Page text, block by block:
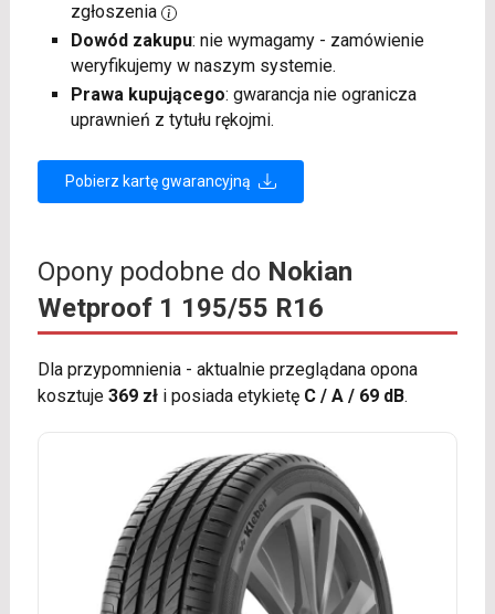
zgłoszenia
Dowód zakupu: nie wymagamy - zamówienie
weryfikujemy w naszym systemie.
Prawa kupującego: gwarancja nie ogranicza
uprawnień z tytułu rękojmi.
Pobierz kartę gwarancyjną
Opony podobne do Nokian
Wetproof 1 195/55 R16
Dla przypomnienia - aktualnie przeglądana opona
kosztuje 369 złi posiada etykietę C / A / 69 dB.